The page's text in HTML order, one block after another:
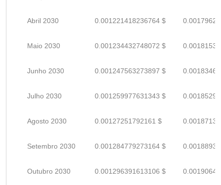
Abril 2030 0.001221418236764 $
Maio 2030 0.001234432748072 $
Junho 2030 0.001247563273897 $
Julho 2030 0.001259977631343 $
Agosto 2030 0.00127251792161 $
Setembro 2030 0.001284779273164 $
Outubro 2030 0.001296391613106 $